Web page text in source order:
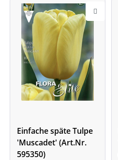
Einfache späte Tulpe
'Muscadet' (Art.Nr.
595350)